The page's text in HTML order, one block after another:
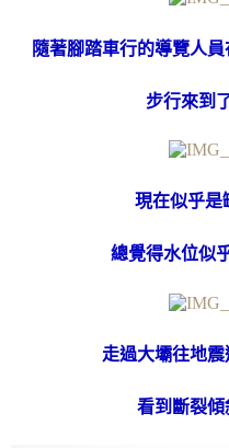
隨著腳踏車行的導覽人
步行來到
現在似乎是
總覺得水位似
走過大壩往地
看到斷裂